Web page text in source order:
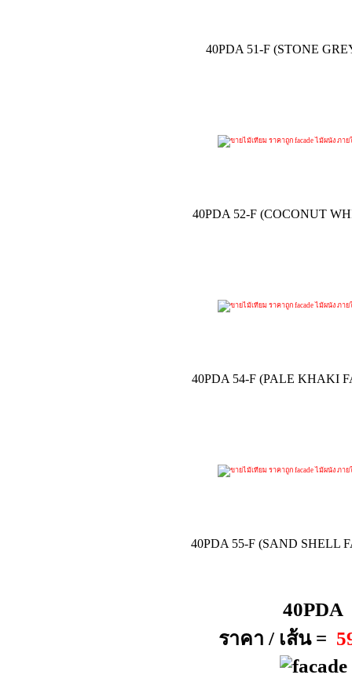
40PDA 51-F (STONE
40PDA 52-F (COCONUT
40PDA 54-F (PALE KHAKI
40PDA 55-F (SAND SHELL
40PDA
ราคา / เส้น =